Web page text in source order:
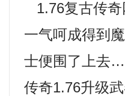
1.76复古传奇
一气呵成得到
士便围了上去
传奇1.76升级